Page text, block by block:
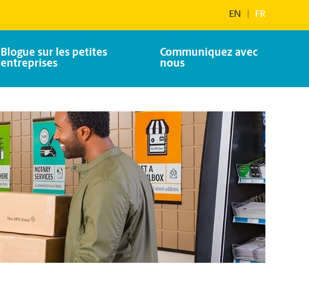
EN FR
Blogue sur les petites
entreprises
Communiquez avec
nous